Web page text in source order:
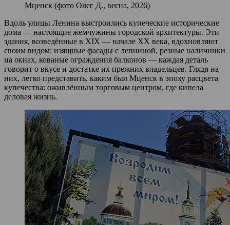
Мценск (фото Олег Д., весна, 2026)
Вдоль улицы Ленина выстроились купеческие исторические
дома — настоящие жемчужины городской архитектуры. Эти
здания, возведённые в XIX — начале XX века, вдохновляют
своим видом: изящные фасады с лепниной, резные наличники
на окнах, кованые ограждения балконов — каждая деталь
говорит о вкусе и достатке их прежних владельцев. Глядя на
них, легко представить, каким был Мценск в эпоху расцвета
купечества: оживлённым торговым центром, где кипела
деловая жизнь.